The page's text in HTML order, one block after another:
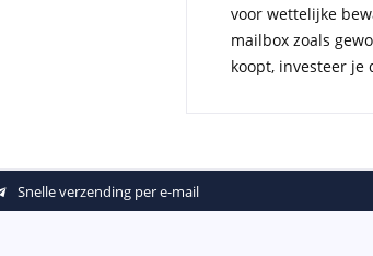
voor wettelijke
mailbox zoals
koopt, investeer
Snelle verzending per e-mail